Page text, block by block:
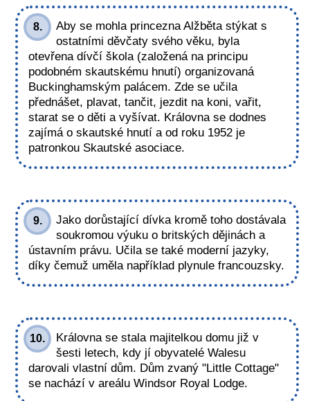
8.
Aby se mohla princezna Alžběta stýkat s
ostatními děvčaty svého věku, byla
otevřena dívčí škola (založená na principu
podobném skautskému hnutí) organizovaná
Buckinghamským palácem. Zde se učila
přednášet, plavat, tančit, jezdit na koni, vařit,
starat se o děti a vyšívat. Královna se dodnes
zajímá o skautské hnutí a od roku 1952 je
patronkou Skautské asociace.
9.
Jako dorůstající dívka kromě toho dostávala
soukromou výuku o britských dějinách a
ústavním právu. Učila se také moderní jazyky,
díky čemuž uměla například plynule francouzsky.
10.
Královna se stala majitelkou domu již v
šesti letech, kdy jí obyvatelé Walesu
darovali vlastní dům. Dům zvaný "Little Cottage"
se nachází v areálu Windsor Royal Lodge.